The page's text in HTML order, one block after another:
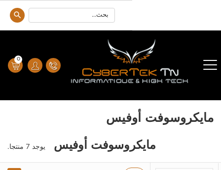
0
مايكروسوفت أوفيس
مايكروسوفت أوفيس يوجد 7 منتجا.